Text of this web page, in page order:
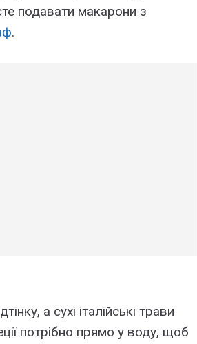
подавати макарони з
.
а сухі італійські трави
потрібно прямо у воду, щоб